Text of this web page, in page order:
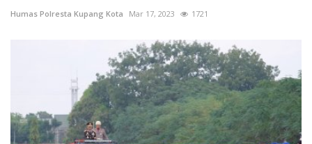
Humas Polresta Kupang Kota Mar 17, 2023 1721